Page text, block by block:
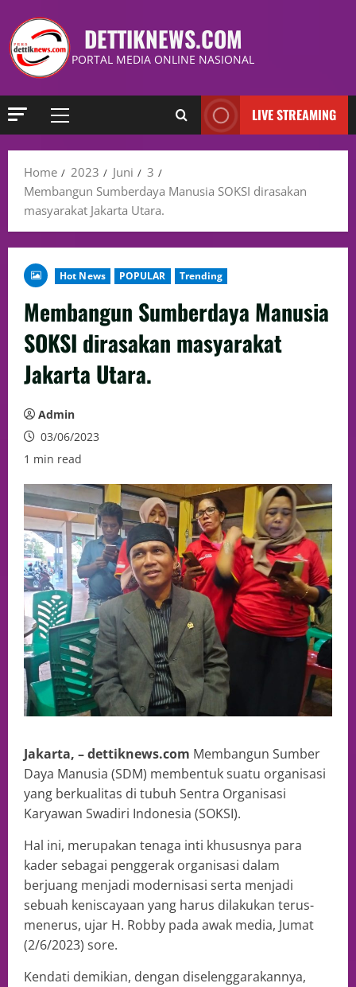
DETTIKNEWS.COM
PORTAL MEDIA ONLINE NASIONAL
LIVE STREAMING
Home 2023 Juni
3
Membangun Sumberdaya Manusia SOKSI dirasakan
masyarakat Jakarta Utara.
Hot News POPULAR Trending
Membangun Sumberdaya Manusia
SOKSI dirasakan masyarakat
Jakarta Utara.
Admin
03/06/2023
1 min read
Jakarta, – dettiknews.com Membangun Sumber
Daya Manusia (SDM) membentuk suatu organisasi
yang berkualitas di tubuh Sentra Organisasi
Karyawan Swadiri Indonesia (SOKSI).
Hal ini, merupakan tenaga inti khususnya para
kader sebagai penggerak organisasi dalam
berjuang menjadi modernisasi serta menjadi
sebuah keniscayaan yang harus dilakukan terus-
menerus, ujar H. Robby pada awak media, Jumat
(2/6/2023) sore.
Kendati demikian, dengan diselenggarakannya,